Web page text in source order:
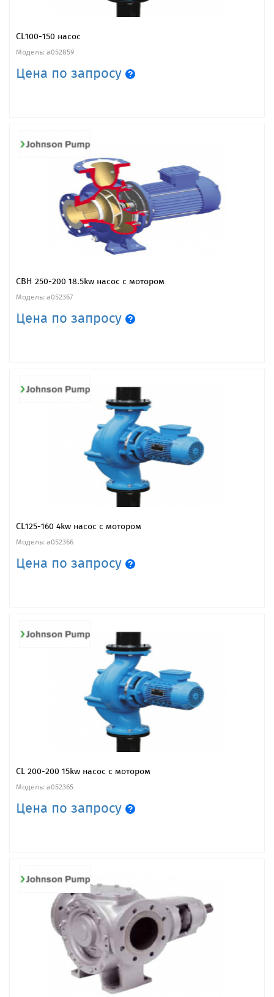
CL100-150 насос
Модель: a052859
Цена по запросу
CBH 250-200 18.5kw насос с мотором
Модель: a052367
Цена по запросу
CL125-160 4kw насос с мотором
Модель: a052366
Цена по запросу
CL 200-200 15kw насос с мотором
Модель: a052365
Цена по запросу